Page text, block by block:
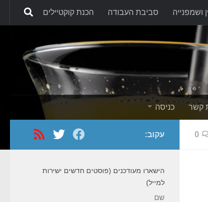
Skip to content ושמפנייה סביבת העבודה הכנת קוקטיילים
קשר כניסה
0 עקוב:
הישארו מעודכנים (פוסטים חדשים ישירות
למייל)
שם